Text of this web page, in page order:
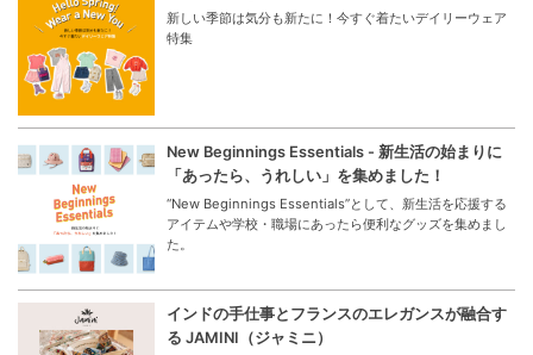
新しい季節は気分も新たに！今すぐ着たいデイリーウェア
特集
New Beginnings Essentials - 新生活の始まりに
「あったら、うれしい」を集めました！
“New Beginnings Essentials”として、新生活を応援する
アイテムや学校・職場にあったら便利なグッズを集めまし
た。
インドの手仕事とフランスのエレガンスが融合す
る JAMINI（ジャミニ）